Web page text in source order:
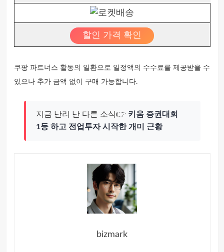
할인 가격 확인
쿠팡 파트너스 활동의 일환으로 일정액의 수수료를 제공받을 수
있으나 추가 금액 없이 구매 가능합니다.
지금 난리 난 다른 소식👉 키움 증권대회
1등 하고 전업투자 시작한 개미 근황
bizmark